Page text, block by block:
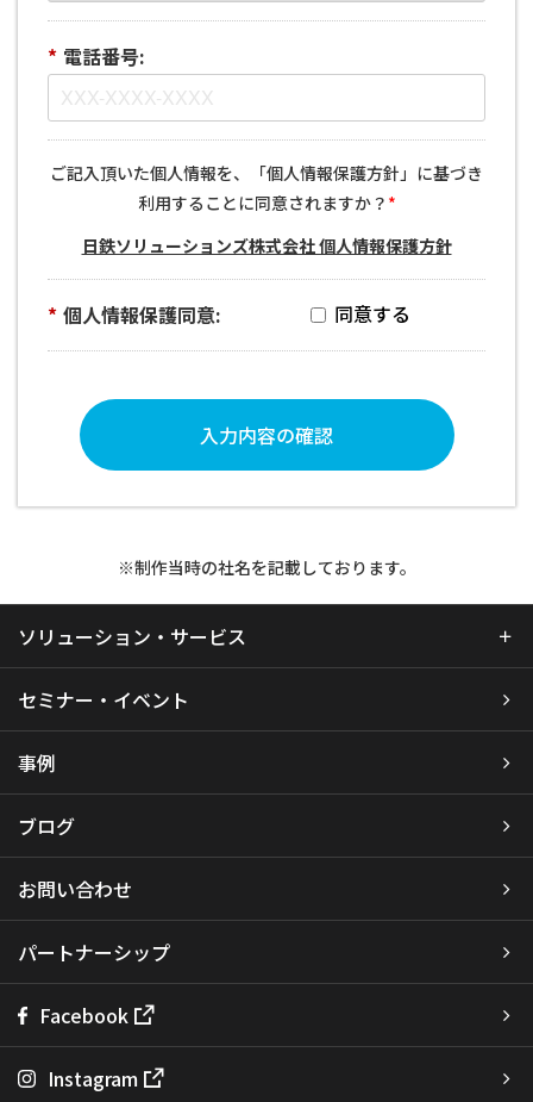
* 電話番号:
ご記入頂いた個人情報を、「個人情報保護方針」に基づき
利用することに同意されますか？ *
日鉄ソリューションズ株式会社 個人情報保護方針
* 個人情報保護同意:
入力内容の確認
※制作当時の社名を記載しております。
ソリューション・サービス
セミナー・イベント
事例
ブログ
お問い合わせ
パートナーシップ
Facebook
Instagram